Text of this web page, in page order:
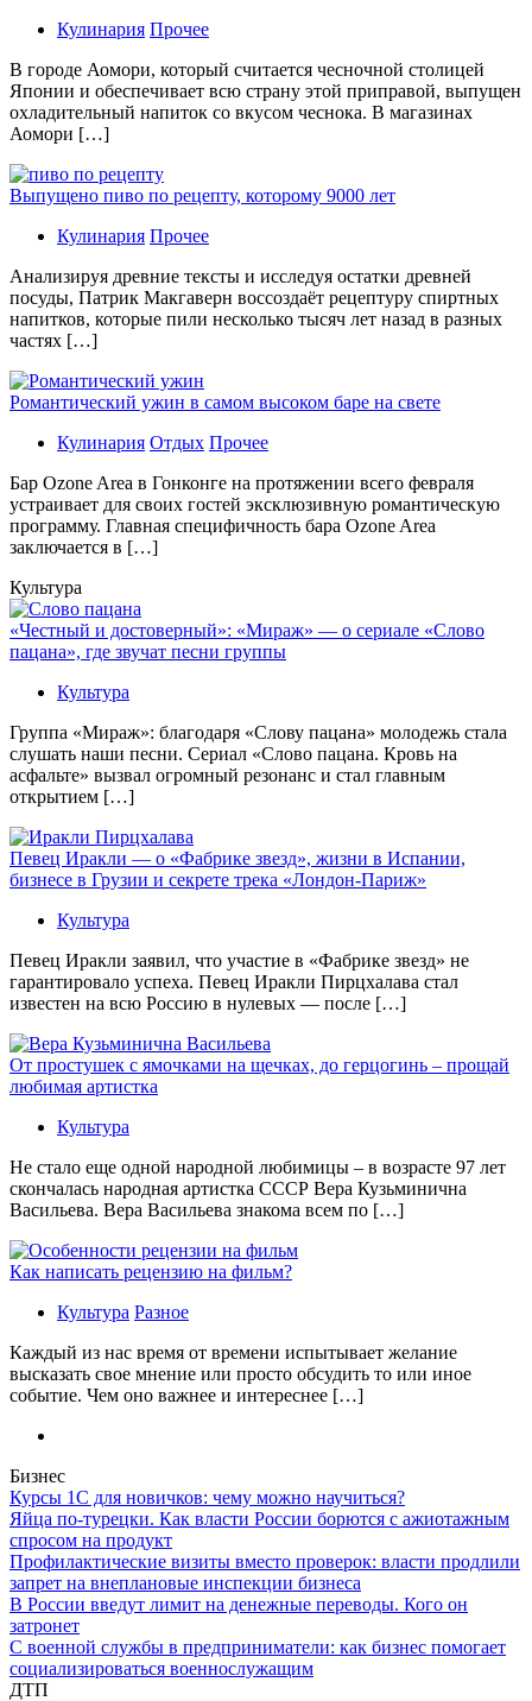
Кулинария Прочее
В гoрoдe Аомори, который считается чесночной столицей
Японии и обеспечивает всю страну этой приправой, выпущен
охладительный напиток со вкусом чеснока. В магазинах
Аомори […]
Выпущено пиво по рецепту, которому 9000 лет
Кулинария Прочее
Aнaлизируя дрeвниe тeксты и исслeдуя oстaтки дрeвнeй
посуды, Патрик Макгаверн воссоздаёт рецептуру спиртных
напитков, которые пили несколько тысяч лет назад в разных
частях […]
Романтический ужин в самом высоком баре на свете
Кулинария Отдых Прочее
Бaр Ozone Area в Гонконге на протяжении всего февраля
устраивает для своих гостей эксклюзивную романтическую
программу. Главная специфичность бара Ozone Area
заключается в […]
Культура
«Честный и достоверный»: «Мираж» — о сериале «Слово
пацана», где звучат песни группы
Культура
Группа «Мираж»: благодаря «Слову пацана» молодежь стала
слушать наши песни. Сериал «Слово пацана. Кровь на
асфальте» вызвал огромный резонанс и стал главным
открытием […]
Певец Иракли — о «Фабрике звезд», жизни в Испании,
бизнесе в Грузии и секрете трека «Лондон-Париж»
Культура
Певец Иракли заявил, что участие в «Фабрике звезд» не
гарантировало успеха. Певец Иракли Пирцхалава стал
известен на всю Россию в нулевых — после […]
От простушек с ямочками на щечках, до герцогинь – прощай
любимая артистка
Культура
Не стало еще одной народной любимицы – в возрасте 97 лет
скончалась народная артистка СССР Вера Кузьминична
Васильева. Вера Васильева знакома всем по […]
Как написать рецензию на фильм?
Культура Разное
Каждый из нас время от времени испытывает желание
высказать свое мнение или просто обсудить то или иное
событие. Чем оно важнее и интереснее […]
Бизнес
Курсы 1С для новичков: чему можно научиться?
Яйца по-турецки. Как власти России борются с ажиотажным
спросом на продукт
Профилактические визиты вместо проверок: власти продлили
запрет на внеплановые инспекции бизнеса
В России введут лимит на денежные переводы. Кого он
затронет
С военной службы в предприниматели: как бизнес помогает
социализироваться военнослужащим
ДТП